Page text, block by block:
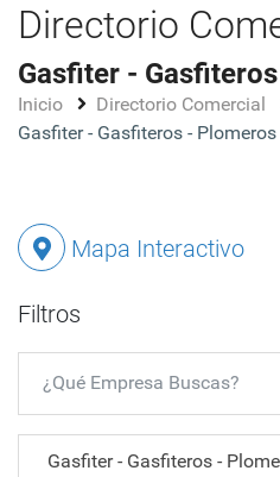
Directorio
Gasfiter -
Inicio
Directorio Comercial
Gasfiter - Gasfiteros - Plomeros
Mapa Interactivo
Filtros
Gasfiter - Gasfiteros -